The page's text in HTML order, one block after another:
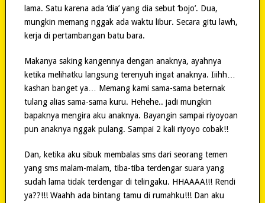
lama. Satu karena ada ‘dia’ yang dia sebut ‘bojo’. Dua,
mungkin memang nggak ada waktu libur. Secara gitu lawh,
kerja di pertambangan batu bara.
Makanya saking kangennya dengan anaknya, ayahnya
ketika melihatku langsung terenyuh ingat anaknya. Iiihh…
kashan banget ya… Memang kami sama-sama beternak
tulang alias sama-sama kuru. Hehehe.. jadi mungkin
bapaknya mengira aku anaknya. Bayangin sampai riyoyoan
pun anaknya nggak pulang. Sampai 2 kali riyoyo cobak!!
Dan, ketika aku sibuk membalas sms dari seorang temen
yang sms malam-malam, tiba-tiba terdengar suara yang
sudah lama tidak terdengar di telingaku. HHAAAA!!! Rendi
ya??!!! Waahh ada bintang tamu di rumahku!!! Dan aku